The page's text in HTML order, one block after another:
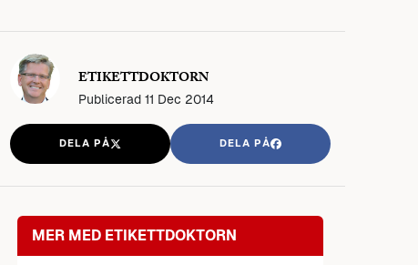
ETIKETTDOKTORN
Publicerad 11 Dec 2014
DELA PÅ DELA PÅ
MER MED ETIKETTDOKTORN